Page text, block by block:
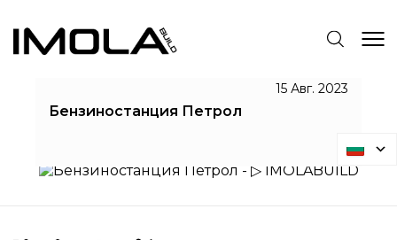
БЕНЗИНОСТАНЦИЯ ПЕТРОЛ
IMOLABUILD Бензиностанция Петрол
15 Авг. 2023
Бензиностанция Петрол